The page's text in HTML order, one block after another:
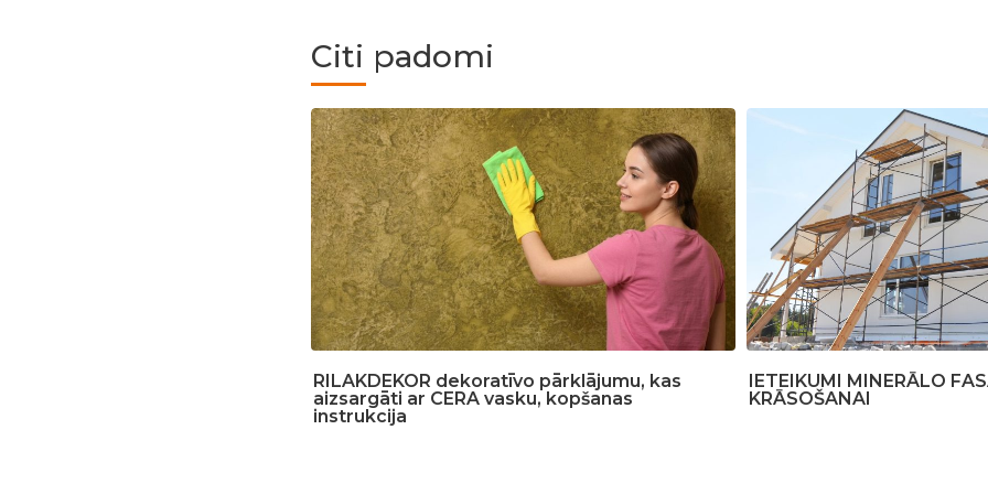
Citi padomi
RILAKDEKOR dekoratīvo pārklājumu, kas
aizsargāti ar CERA vasku, kopšanas
instrukcija
IETEIKUMI MINERĀLO
KRĀSOŠANAI